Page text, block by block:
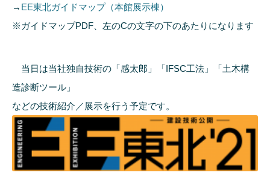
→ EE東北ガイドマップ（本館展示棟）
※ガイドマップPDF、左のCの文字の下のあたりになります
当日は当社独自技術の「感太郎」「IFSC工法」「土木構
造診断ツール」
などの技術紹介／展示を行う予定です。